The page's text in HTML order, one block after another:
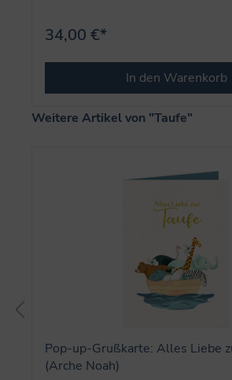
34,00 €*
In den Warenkorb
Produktgalerie überspringen
Weitere Artikel von "Taufe"
Pop-up-Grußkarte: Alles Liebe
(Arche Noah)